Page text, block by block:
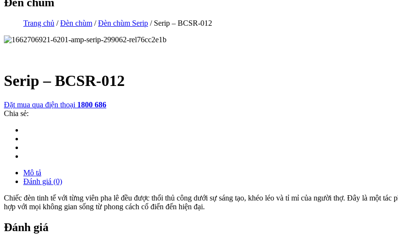
Trang chủ /Đèn chùm /Đèn chùm Serip / Serip – BCSR-012
Serip – BCSR-012
Đặt mua qua điện thoại 1800 686
Chia sẻ:
Mô tả
Đánh giá (0)
Chiếc đèn tinh tế với từng viên pha lê đều được thổi thủ công dưới sự sáng tạo, khéo léo và tỉ mỉ của người thợ. Đây là một tác
hợp với mọi không gian sống từ phong cách cổ điển đến hiện đại.
Đánh giá